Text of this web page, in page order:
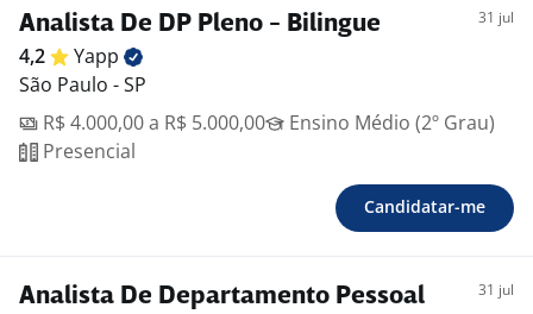
Analista De DP Pleno - Bilingue 31 jul
4,2
Yapp
São Paulo - SP
R$ 4.000,00 a R$ 5.000,00
Ensino Médio (2º Grau)
Presencial
Candidatar-me
Analista De Departamento Pessoal 31 jul